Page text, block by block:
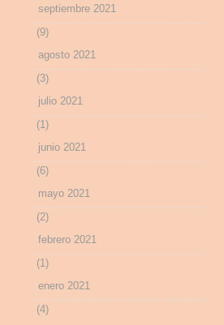
septiembre 2021
(9)
agosto 2021
(3)
julio 2021
(1)
junio 2021
(6)
mayo 2021
(2)
febrero 2021
(1)
enero 2021
(4)